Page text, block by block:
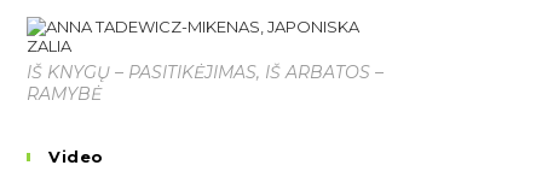
IŠ KNYGŲ – PASITIKĖJIMAS, IŠ ARBATOS –
RAMYBĖ
Video